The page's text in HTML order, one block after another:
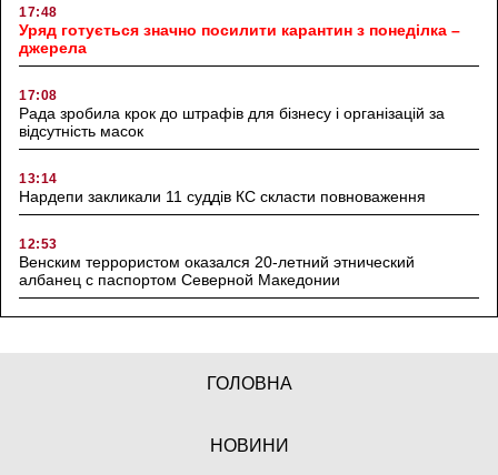
17:48
Уряд готується значно посилити карантин з понеділка –
джерела
17:08
Рада зробила крок до штрафів для бізнесу і організацій за
відсутність масок
13:14
Нардепи закликали 11 суддів КС скласти повноваження
12:53
Венским террористом оказался 20-летний этнический
албанец с паспортом Северной Македонии
ГОЛОВНА
НОВИНИ